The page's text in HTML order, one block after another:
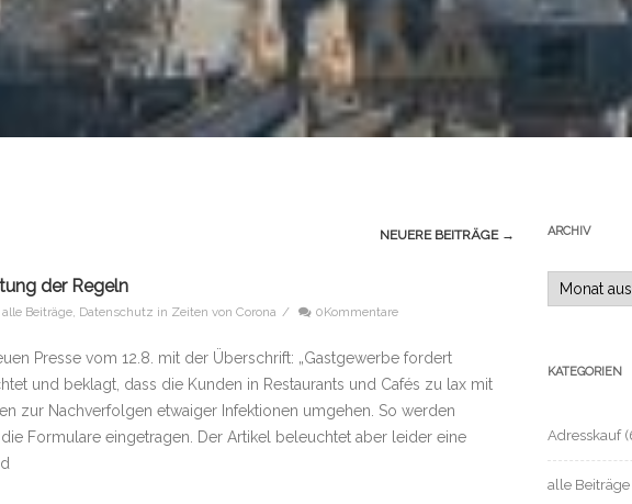
NEUERE BEITRÄGE →
der Regeln
alle Beiträge, Datenschutz in Zeiten von Corona / 0Kommentare
Presse vom 12.8. mit der Überschrift: „Gastgewerbe fordert
und beklagt, dass die Kunden in Restaurants und Cafés zu lax mit
zur Nachverfolgen etwaiger Infektionen umgehen. So werden
Formulare eingetragen. Der Artikel beleuchtet aber leider eine
ARCHIV
KATEGORIEN
Adresskauf
alle Beiträge